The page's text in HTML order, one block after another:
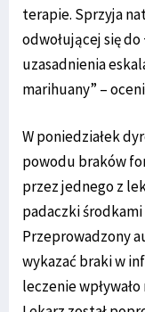
terapie. Sprzyja
odwołującej się
uzasadnienia
marihuany” –
W poniedziałek
powodu braków
przez jednego z
padaczki
Przeprowadzony
wykazać braki w
leczenie